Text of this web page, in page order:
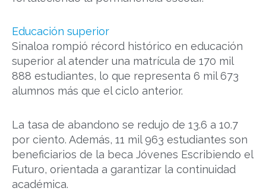
Educación superior
Sinaloa rompió récord histórico en educación
superior al atender una matrícula de 170 mil
888 estudiantes, lo que representa 6 mil 673
alumnos más que el ciclo anterior.
La tasa de abandono se redujo de 13.6 a 10.7
por ciento. Además, 11 mil 963 estudiantes son
beneficiarios de la beca Jóvenes Escribiendo el
Futuro, orientada a garantizar la continuidad
académica.